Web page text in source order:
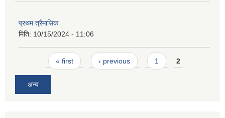
प्रथम त्रैमासिक
मिति: 10/15/2024 - 11:06
Pages« first ‹ previous 1 2
अन्य